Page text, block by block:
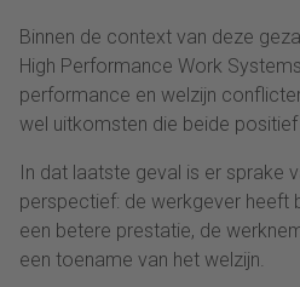
Binnen de context van deze
High Performance Work
performance en welzijn
wel uitkomsten die beide
In dat laatste geval is er sprake
perspectief: de werkgever heeft
een betere prestatie, de
een toename van het welzijn.